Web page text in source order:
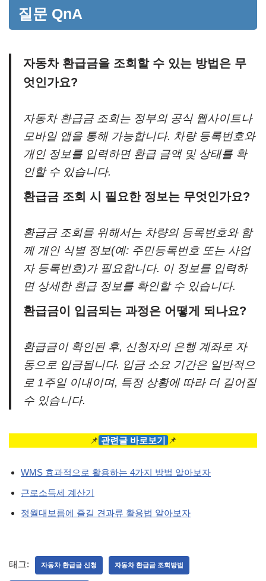
질문 QnA
자동차 환급금을 조회할 수 있는 방법은 무
엇인가요?
자동차 환급금 조회는 정부의 공식 웹사이트나
모바일 앱을 통해 가능합니다. 차량 등록번호와
개인 정보를 입력하면 환급 금액 및 상태를 확
인할 수 있습니다.
환급금 조회 시 필요한 정보는 무엇인가요?
환급금 조회를 위해서는 차량의 등록번호와 함
께 개인 식별 정보(예: 주민등록번호 또는 사업
자 등록번호)가 필요합니다. 이 정보를 입력하
면 상세한 환급 정보를 확인할 수 있습니다.
환급금이 입금되는 과정은 어떻게 되나요?
환급금이 확인된 후, 신청자의 은행 계좌로 자
동으로 입금됩니다. 입금 소요 기간은 일반적으
로 1주일 이내이며, 특정 상황에 따라 더 길어질
수 있습니다.
📌 관련글 바로보기 📌
WMS 효과적으로 활용하는 4가지 방법 알아보자
근로소득세 계산기
정월대보름에 즐길 견과류 활용법 알아보자
태그: 자동차 환급금 신청 자동차 환급금 조회방법